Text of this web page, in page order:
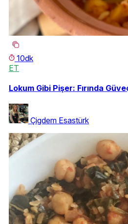
10dk
ET
Lokum Gibi Pişer: Fırında
Çigdem Esastürk